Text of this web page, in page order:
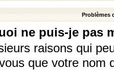
Problèmes
ne puis-je pas
raisons qui
que votre nom